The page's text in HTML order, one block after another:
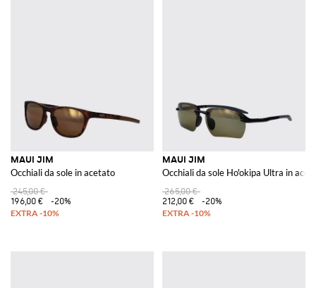
MAUI JIM
Occhiali da sole in acetato
245,00 €
196,00 €
-20%
MAUI JIM
Occhiali da sole Ho'okipa Ultra in
265,00 €
212,00 €
-20%